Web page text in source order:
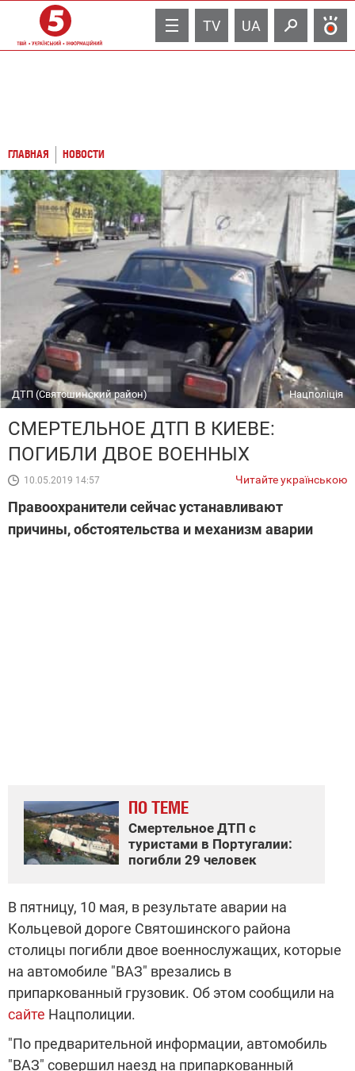
TV UA
ГЛАВНАЯ НОВОСТИ
ДТП (Святошинский район) Нацполіція
СМЕРТЕЛЬНОЕ ДТП В КИЕВЕ:
ПОГИБЛИ ДВОЕ ВОЕННЫХ
10.05.2019 14:57 Читайте українською
Правоохранители сейчас устанавливают
причины, обстоятельства и механизм аварии
ПО ТЕМЕ
Смертельное ДТП с
туристами в Португалии:
погибли 29 человек
В пятницу, 10 мая, в результате аварии на
Кольцевой дороге Святошинского района
столицы погибли двое военнослужащих, которые
на автомобиле "ВАЗ" врезались в
припаркованный грузовик. Об этом сообщили на
сайте Нацполиции.
"По предварительной информации, автомобиль
"ВАЗ" совершил наезд на припаркованный